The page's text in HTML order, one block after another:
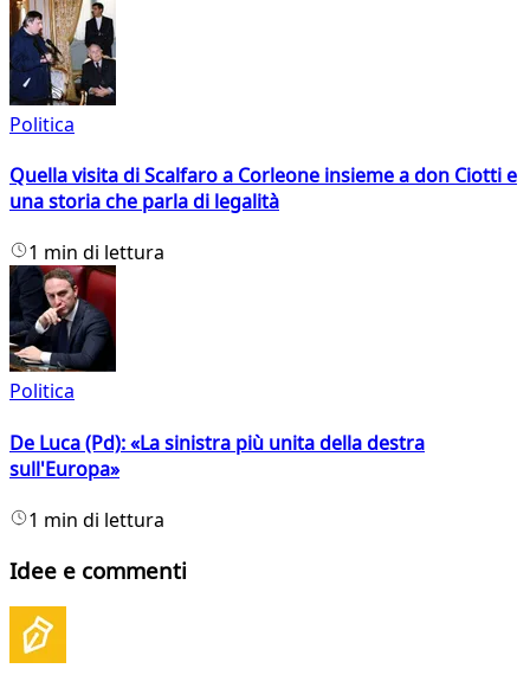
Politica
Quella visita di Scalfaro a Corleone insieme a don Ciotti e
una storia che parla di legalità
1 min di lettura
Politica
De Luca (Pd): «La sinistra più unita della destra
sull'Europa»
1 min di lettura
Idee e commenti